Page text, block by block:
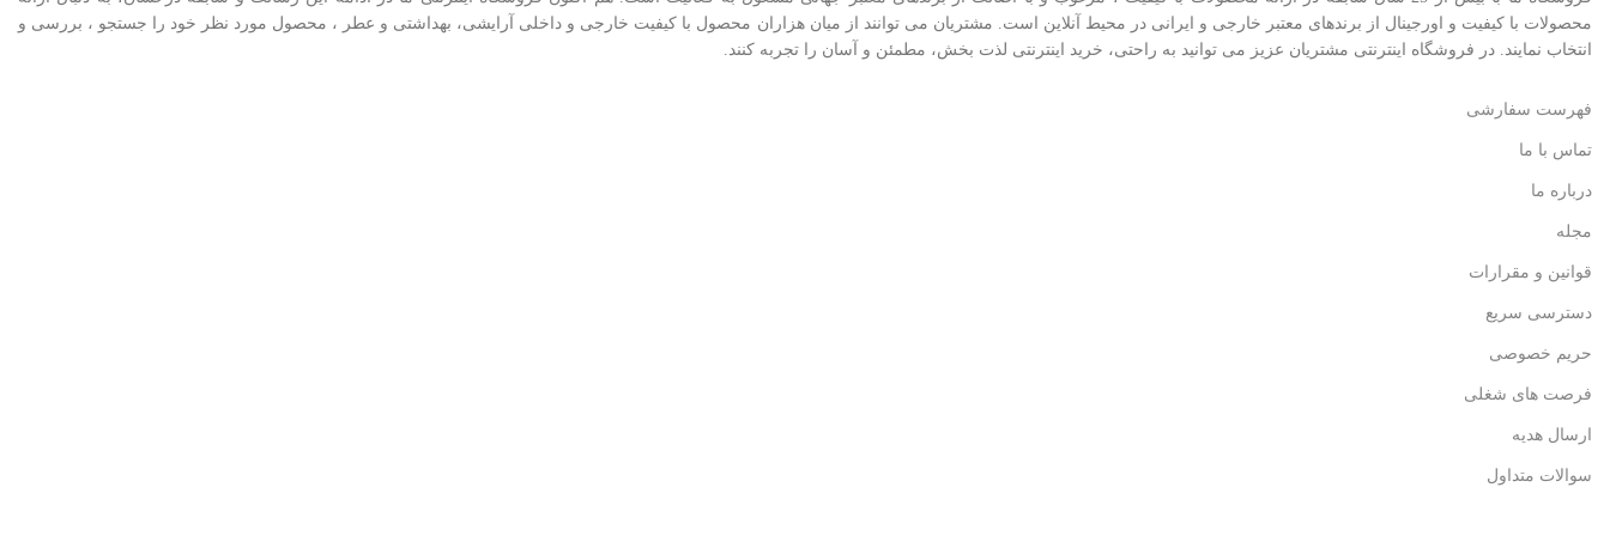
محصولات با کيفيت و اورجينال از برندهای معتبر خارجی و ايرانی در محيط آنلاين است. مشتريان می توانند از ميان هزاران محصول با کيفيت خارجی و داخلی آرایشی، بهداشتی و عطر ، محصول مورد نظر خود را جستجو ، بررسی و
انتخاب نمايند. در فروشگاه اینترنتی مشتريان عزیز می توانيد به راحتی، خرید اینترنتی لذت بخش، مطمئن و آسان را تجربه کنند.
فهرست سفارشی
تماس با ما
درباره ما
مجله
قوانین و مقرارات
دسترسی سریع
حریم خصوصی
فرصت های شغلی
ارسال هدیه
سوالات متداول